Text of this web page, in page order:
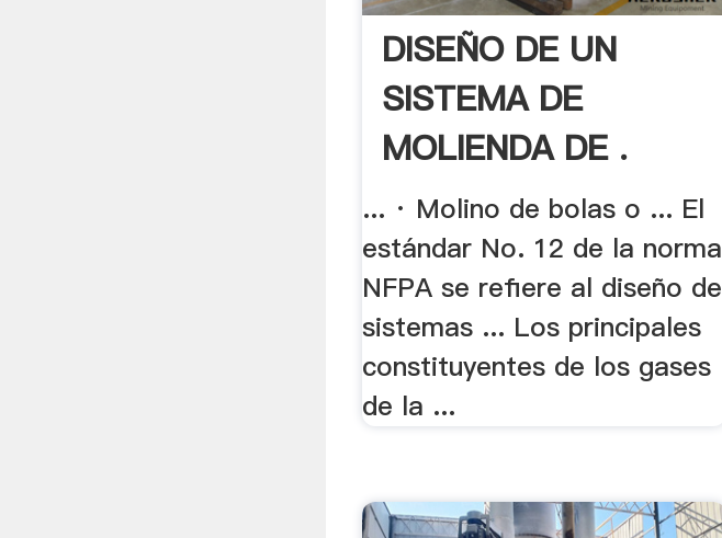
DISEÑO DE UN
SISTEMA DE
MOLIENDA DE .
... · Molino de bolas o ... El
estándar No. 12 de la norma
NFPA se refiere al diseño de
sistemas ... Los principales
constituyentes de los gases
de la ...